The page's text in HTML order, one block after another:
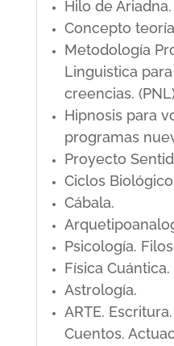
Hilo de Ariadna.
Concepto
Metodología
Linguistica
creencias.
Hipnosis para
programas
Proyecto
Ciclos
Cábala.
Psicología.
Física Cuántica.
Astrología.
ARTE.
Cuentos.